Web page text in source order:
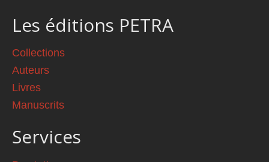
Les éditions PETRA
Collections
Auteurs
Livres
Manuscrits
Services